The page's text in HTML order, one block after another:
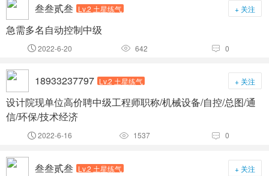
叁叁贰叁 Lv.2 土星练气 + 关注
急需多名自动控制中级
 2022-6-20  642  0
18933237797 Lv.2 土星练气 + 关注
设计院现单位高价聘中级工程师职称/机械设备/自控/总图/通
信/环保/技术经济
 2022-6-16  1537  0
叁叁贰叁 Lv.2 土星练气 + 关注